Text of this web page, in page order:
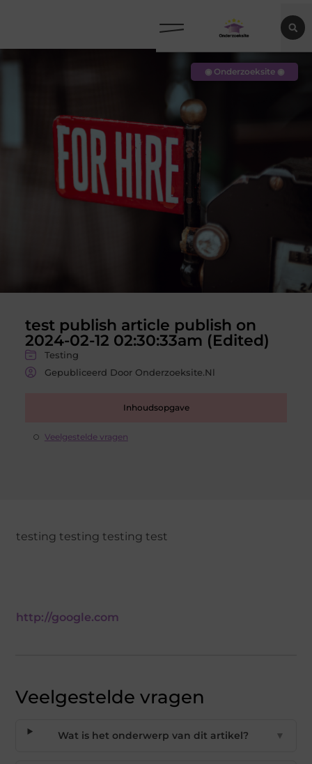
test publish article publish on
2024-02-12 02:30:33am (Edited)
Testing
Gepubliceerd Door Onderzoeksite.nl
Inhoudsopgave
Veelgestelde vragen
◉ Onderzoeksite ◉
testing testing testing test
http://google.com
Veelgestelde vragen
Wat is het onderwerp van dit artikel? ▼